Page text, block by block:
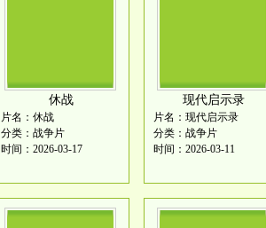
休战
片名：休战
分类：战争片
时间：2026-03-17
现代启示录
片名：现代启示录
分类：战争片
时间：2026-03-11